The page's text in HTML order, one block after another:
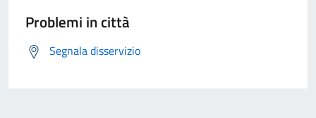
Problemi in città
Segnala disservizio